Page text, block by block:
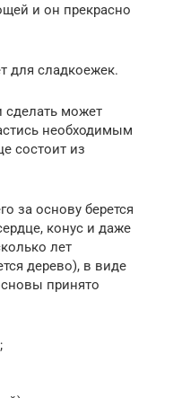
и он прекрасно
для сладкоежек.
сделать может
необходимым
состоит из
за основу берется
конус и даже
лет
дерево), в виде
принято